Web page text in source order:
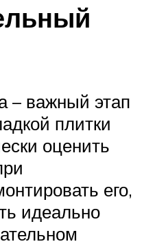
– важный этап
плитки
оценить
его,
идеально